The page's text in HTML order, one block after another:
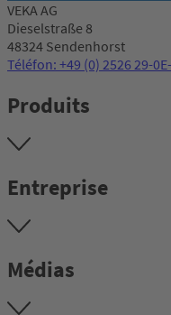
VEKA AG
Dieselstraße 8
48324 Sendenhorst
Téléfon: +49 (0) 2526 29-0
Produits
Entreprise
Médias